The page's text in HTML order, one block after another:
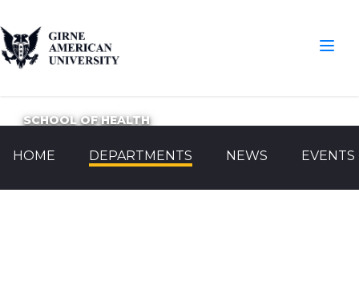
SCHOOL OF HEALTH
HOME DEPARTMENTS NEWS EVENTS